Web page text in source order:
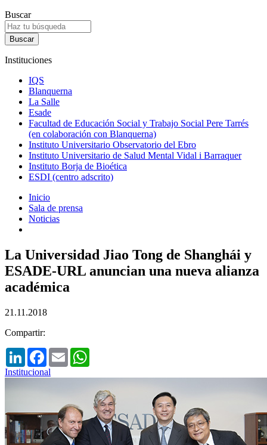
Buscar
Instituciones
IQS
Blanquerna
La Salle
Esade
Facultad de Educación Social y Trabajo Social Pere Tarrés
(en colaboración con Blanquerna)
Instituto Universitario Observatorio del Ebro
Instituto Universitario de Salud Mental Vidal i Barraquer
Instituto Borja de Bioética
ESDI (centro adscrito)
Inicio
Sala de prensa
Noticias
La Universidad Jiao Tong de Shanghái y
ESADE-URL anuncian una nueva alianza
académica
21.11.2018
Compartir:
LinkedInFacebook
Email
Institucional